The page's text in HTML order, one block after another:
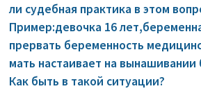
ли судебная практика в этом
Пример:девочка 16
прервать беременность
мать настаивает на вынашивании
Как быть в такой ситуации?